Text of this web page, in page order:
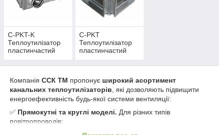
забезпечуючи
економію енергії та стабільну роботу
C-PKT-K
Теплоутилізатор
пластинчастий
C-PKT
Теплоутилізатор
пластинчастий
Компанія ССК ТМ пропонує широкий асортимент
канальних теплоутилізаторів , які дозволяють підвищити
енергоефективність будь-якої системи вентиляції:
✅ Прямокутні та круглі моделі. Для різних типів
повітропроводів;